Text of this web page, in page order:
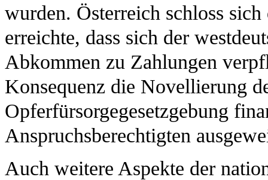
wurden. Österreich schloss
erreichte, dass sich der
Abkommen zu Zahlungen
Konsequenz die Novellierung
Opferfürsorgegesetzgebung
Anspruchsberechtigten
Auch weitere Aspekte der